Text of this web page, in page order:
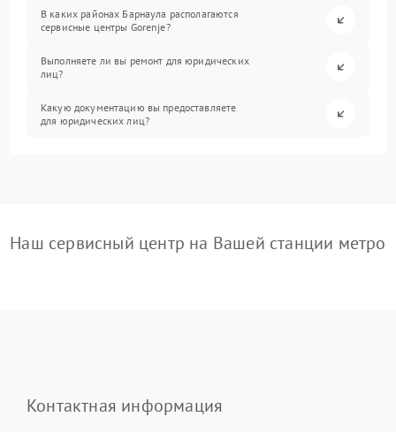
В каких районах Барнаула располагаются
сервисные центры Gorenje?
Выполняете ли вы ремонт для юридических
лиц?
Какую документацию вы предоставляете
для юридических лиц?
Наш сервисный центр на Вашей станции метро
Контактная информация